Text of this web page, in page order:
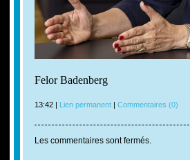
Felor Badenberg
13:42 | Lien permanent| Commentaires (0)
Les commentaires sont fermés.